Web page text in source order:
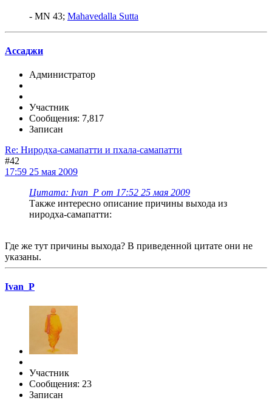
- MN 43; Mahavedalla Sutta
Ассаджи
Администратор
Участник
Сообщения: 7,817
Записан
Re: Ниродха-самапатти и пхала-самапатти
#42
17:59 25 мая 2009
Цитата: Ivan_P от 17:52 25 мая 2009
Также интересно описание причины выхода из
ниродха-самапатти:
Где же тут причины выхода? В приведенной цитате они не
указаны.
Ivan_P
Участник
Сообщения: 23
Записан